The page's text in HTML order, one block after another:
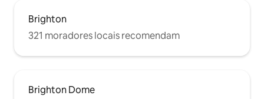
Brighton
321 moradores locais recomendam
Brighton Dome